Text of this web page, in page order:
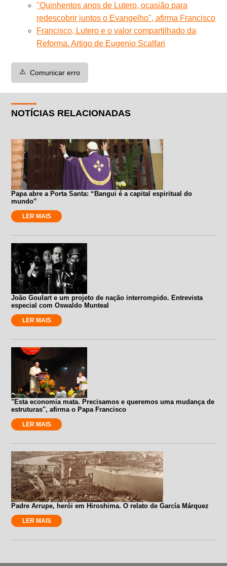
"Quinhentos anos de Lutero, ocasião para
redescobrir juntos o Evangelho", afirma Francisco
Francisco, Lutero e o valor compartilhado da
Reforma. Artigo de Eugenio Scalfari
⚠️ Comunicar erro
NOTÍCIAS RELACIONADAS
Papa abre a Porta Santa: “Bangui é a capital espiritual do
mundo”
LER MAIS
João Goulart e um projeto de nação interrompido. Entrevista
especial com Oswaldo Munteal
LER MAIS
"Esta economia mata. Precisamos e queremos uma mudança de
estruturas", afirma o Papa Francisco
LER MAIS
Padre Arrupe, herói em Hiroshima. O relato de García Márquez
LER MAIS